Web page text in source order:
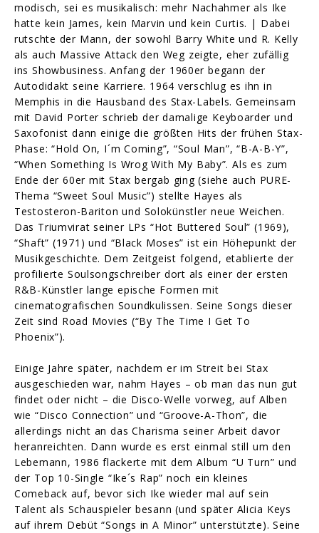
modisch, sei es musikalisch: mehr Nachahmer als Ike
hatte kein James, kein Marvin und kein Curtis. | Dabei
rutschte der Mann, der sowohl Barry White und R. Kelly
als auch Massive Attack den Weg zeigte, eher zufällig
ins Showbusiness. Anfang der 1960er begann der
Autodidakt seine Karriere. 1964 verschlug es ihn in
Memphis in die Hausband des Stax-Labels. Gemeinsam
mit David Porter schrieb der damalige Keyboarder und
Saxofonist dann einige die größten Hits der frühen Stax-
Phase: “Hold On, I´m Coming”, “Soul Man”, “B-A-B-Y”,
“When Something Is Wrog With My Baby”. Als es zum
Ende der 60er mit Stax bergab ging (siehe auch PURE-
Thema “Sweet Soul Music”) stellte Hayes als
Testosteron-Bariton und Solokünstler neue Weichen.
Das Triumvirat seiner LPs “Hot Buttered Soul” (1969),
“Shaft” (1971) und “Black Moses” ist ein Höhepunkt der
Musikgeschichte. Dem Zeitgeist folgend, etablierte der
profilierte Soulsongschreiber dort als einer der ersten
R&B-Künstler lange epische Formen mit
cinematografischen Soundkulissen. Seine Songs dieser
Zeit sind Road Movies (“By The Time I Get To
Phoenix”).
Einige Jahre später, nachdem er im Streit bei Stax
ausgeschieden war, nahm Hayes – ob man das nun gut
findet oder nicht – die Disco-Welle vorweg, auf Alben
wie “Disco Connection” und “Groove-A-Thon”, die
allerdings nicht an das Charisma seiner Arbeit davor
heranreichten. Dann wurde es erst einmal still um den
Lebemann, 1986 flackerte mit dem Album “U Turn” und
der Top 10-Single “Ike´s Rap” noch ein kleines
Comeback auf, bevor sich Ike wieder mal auf sein
Talent als Schauspieler besann (und später Alicia Keys
auf ihrem Debüt “Songs in A Minor” unterstützte). Seine